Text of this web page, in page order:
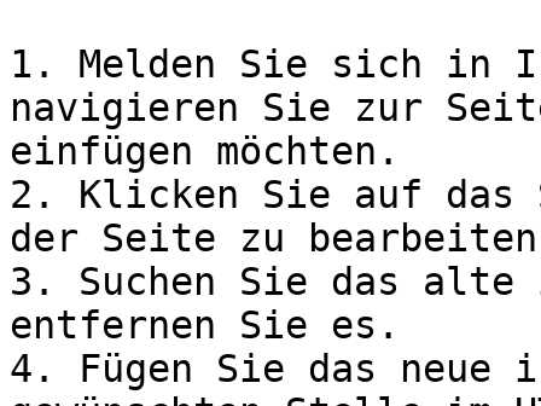
1. Melden Sie sich in
navigieren Sie zur
einfügen möchten.
2. Klicken Sie auf das
der Seite zu
3. Suchen Sie das alte
entfernen Sie es.
4. Fügen Sie das neue